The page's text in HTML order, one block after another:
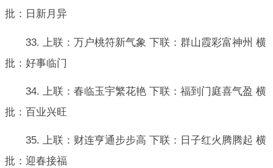
批：日新月异
33. 上联：万户桃符新气象 下联：群山霞彩富神州 横
批：好事临门
34. 上联：春临玉宇繁花艳 下联：福到门庭喜气盈 横
批：百业兴旺
35. 上联：财连亨通步步高 下联：日子红火腾腾起 横
批：迎春接福